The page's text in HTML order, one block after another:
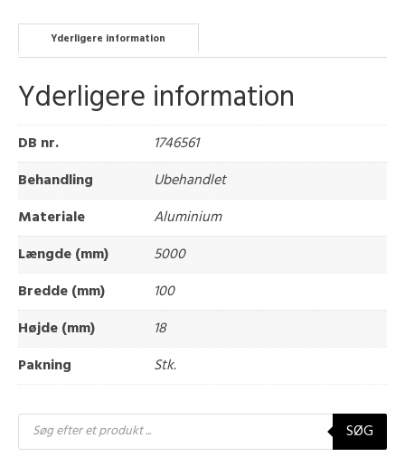
Yderligere information
Yderligere information
DB nr.
1746561
Behandling
Ubehandlet
Materiale
Aluminium
Længde (mm)
5000
Bredde (mm)
100
Højde (mm)
18
Pakning
Stk.
Products
search SØG